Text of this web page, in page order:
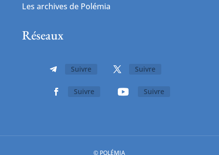
Les archives de Polémia
Réseaux
Suivre Suivre
Suivre Suivre
© POLÉMIA